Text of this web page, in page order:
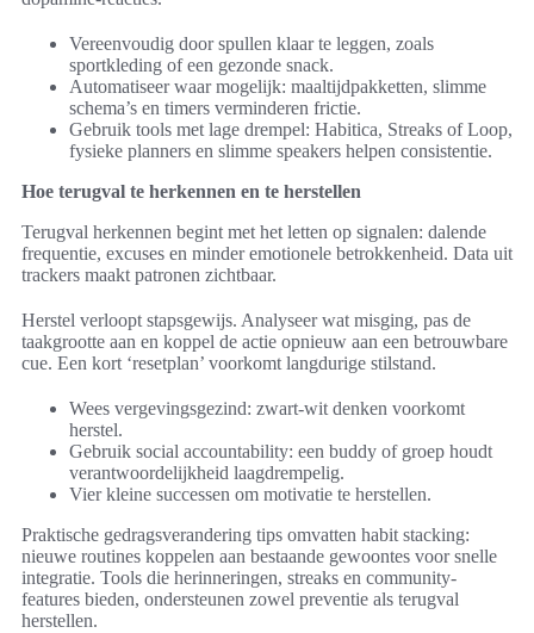
Vereenvoudig door spullen klaar te leggen, zoals
sportkleding of een gezonde snack.
Automatiseer waar mogelijk: maaltijdpakketten, slimme
schema’s en timers verminderen frictie.
Gebruik tools met lage drempel: Habitica, Streaks of Loop,
fysieke planners en slimme speakers helpen consistentie.
Hoe terugval te herkennen en te herstellen
Terugval herkennen begint met het letten op signalen: dalende
frequentie, excuses en minder emotionele betrokkenheid. Data uit
trackers maakt patronen zichtbaar.
Herstel verloopt stapsgewijs. Analyseer wat misging, pas de
taakgrootte aan en koppel de actie opnieuw aan een betrouwbare
cue. Een kort ‘resetplan’ voorkomt langdurige stilstand.
Wees vergevingsgezind: zwart-wit denken voorkomt
herstel.
Gebruik social accountability: een buddy of groep houdt
verantwoordelijkheid laagdrempelig.
Vier kleine successen om motivatie te herstellen.
Praktische gedragsverandering tips omvatten habit stacking:
nieuwe routines koppelen aan bestaande gewoontes voor snelle
integratie. Tools die herinneringen, streaks en community-
features bieden, ondersteunen zowel preventie als terugval
herstellen.